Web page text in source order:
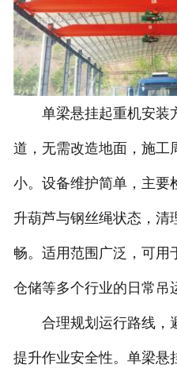
单梁悬挂起重机安装
道，无需改造地面，施工
小。设备维护简单，主要
升葫芦与钢丝绳状态，清
畅。适用范围广泛，可用
仓储等多个行业的日常吊
合理规划运行路线，
提升作业安全性。单梁悬